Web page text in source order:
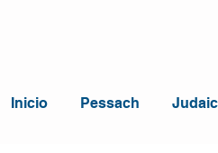
Inicio Pessach